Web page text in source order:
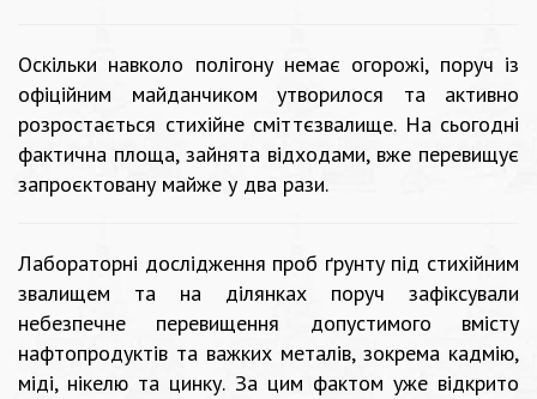
Оскільки навколо полігону немає огорожі, поруч із
офіційним майданчиком утворилося та активно
розростається стихійне сміттєзвалище. На сьогодні
фактична площа, зайнята відходами, вже перевищує
запроєктовану майже у два рази.
Лабораторні дослідження проб ґрунту під стихійним
звалищем та на ділянках поруч зафіксували
небезпечне перевищення допустимого вмісту
нафтопродуктів та важких металів, зокрема кадмію,
міді, нікелю та цинку. За цим фактом уже відкрито